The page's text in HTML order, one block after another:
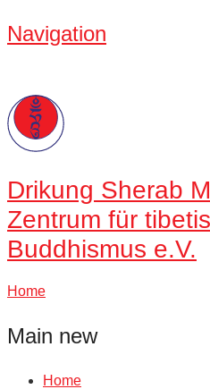
Navigation
Drikung Sherab
Zentrum für
Buddhismus e.V.
Home
Main new
Home